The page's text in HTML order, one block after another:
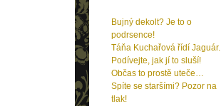
Bujný dekolt? Je to o
podrsence!
Táňa Kuchařová řídí Jaguár.
Podívejte, jak jí to sluší!
Občas to prostě uteče…
Spíte se staršími? Pozor na
tlak!